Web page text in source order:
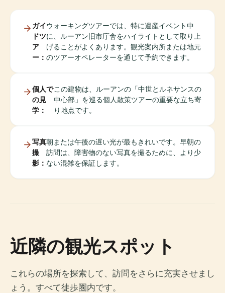
ガイ
ドツ
ア
ー：
ウォーキングツアーでは、特に遺産イベント中
に、ルーアン旧市庁舎をハイライトとして取り上
げることがよくあります。観光案内所または地元
のツアーオペレーターを通じて予約できます。
個人で
の見
学：
この建物は、ルーアンの「中世とルネサンスの
中心部」を巡る個人散策ツアーの重要な立ち寄
り地点です。
写真
撮
影：
朝または午後の遅い光が最もきれいです。早朝の
訪問は、障害物のない写真を撮るために、より少
ない混雑を保証します。
近隣の観光スポット
これらの場所を探索して、訪問をさらに充実させまし
ょう。すべて徒歩圏内です。